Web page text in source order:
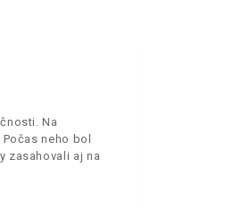
Na
neho bol
zasahovali aj na